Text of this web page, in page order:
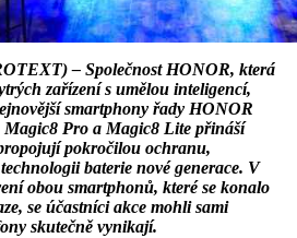
– Společnost HONOR, která
zařízení s umělou inteligencí,
smartphony řady HONOR
Pro a Magic8 Lite přináší
pokročilou ochranu,
baterie nové generace. V
obou smartphonů, které se konalo
se účastníci akce mohli sami
skutečně vynikají.